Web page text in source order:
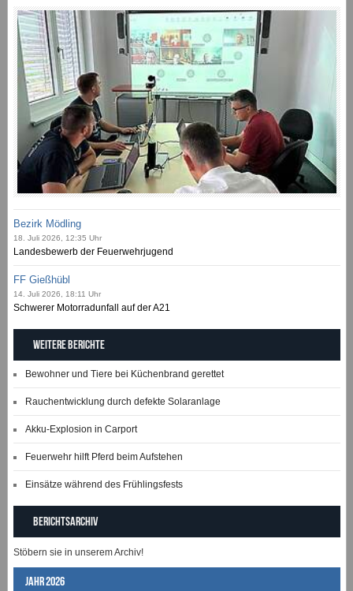
Bezirk Mödling
18. Juli 2026, 12:35 Uhr
Landesbewerb der Feuerwehrjugend
FF Gießhübl
14. Juli 2026, 18:11 Uhr
Schwerer Motorradunfall auf der A21
Weitere Berichte
Bewohner und Tiere bei Küchenbrand gerettet
Rauchentwicklung durch defekte Solaranlage
Akku-Explosion in Carport
Feuerwehr hilft Pferd beim Aufstehen
Einsätze während des Frühlingsfests
Berichtsarchiv
Stöbern sie in unserem Archiv!
Jahr 2026